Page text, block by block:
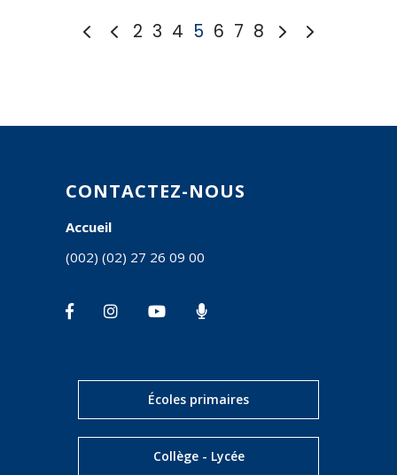
2 3 4 5 6 7 8
CONTACTEZ-NOUS
Accueil
(002) (02) 27 26 09 00
Écoles primaires
Collège - Lycée